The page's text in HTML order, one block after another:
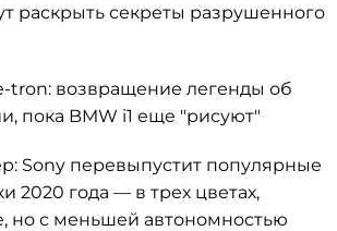
раскрыть секреты разрушенного
tron: возвращение легенды об
пока BMW i1 еще "рисуют"
Sony перевыпустит популярные
2020 года — в трех цветах,
но с меньшей автономностью